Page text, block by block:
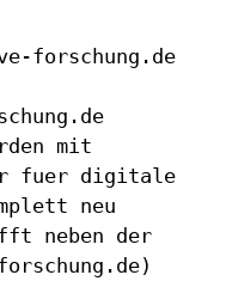
forschung.de
mit
fuer digitale
neu
neben der